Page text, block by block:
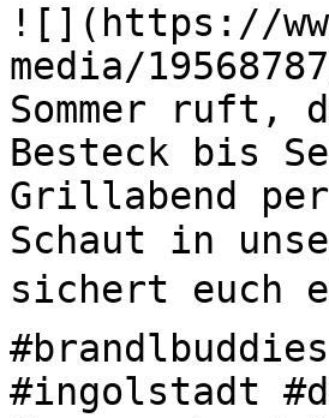
![](https://
media/
Sommer ruft,
Besteck bis
Grillabend
Schaut in
sichert euch
#ingolstadt